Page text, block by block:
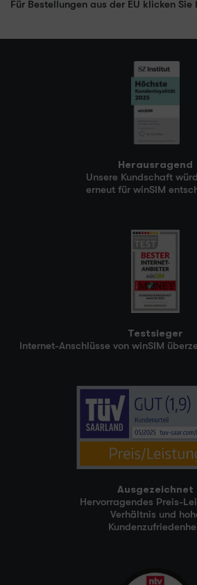
Für Bestellungen aus der EU klicken Sie
Herausragend
Unsere Kundschaft
erneut für winSIM
Testsieger
Internet-Anschlüsse von winSIM
Ausgezeichnet
Hervorragendes Preis-
Verhältnis und